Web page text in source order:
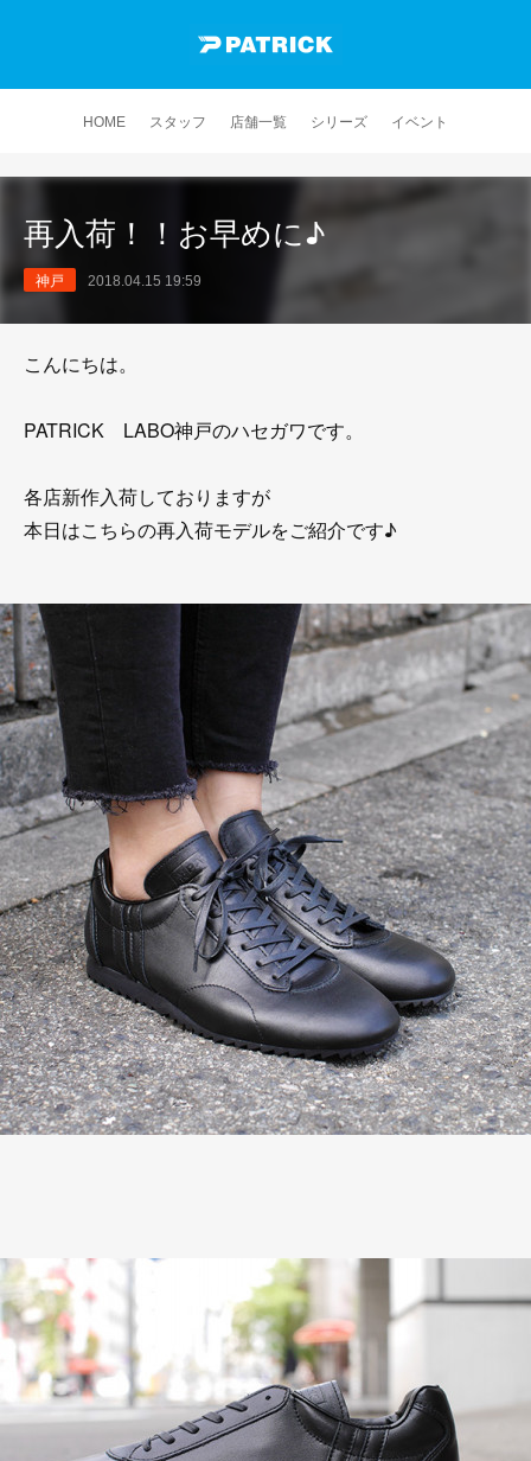
HOME スタッフ 店舗一覧 シリーズ イベント
再入荷！！お早めに♪
神戸 2018.04.15 19:59
こんにちは。
PATRICK LABO神戸のハセガワです。
各店新作入荷しておりますが
本日はこちらの再入荷モデルをご紹介です♪